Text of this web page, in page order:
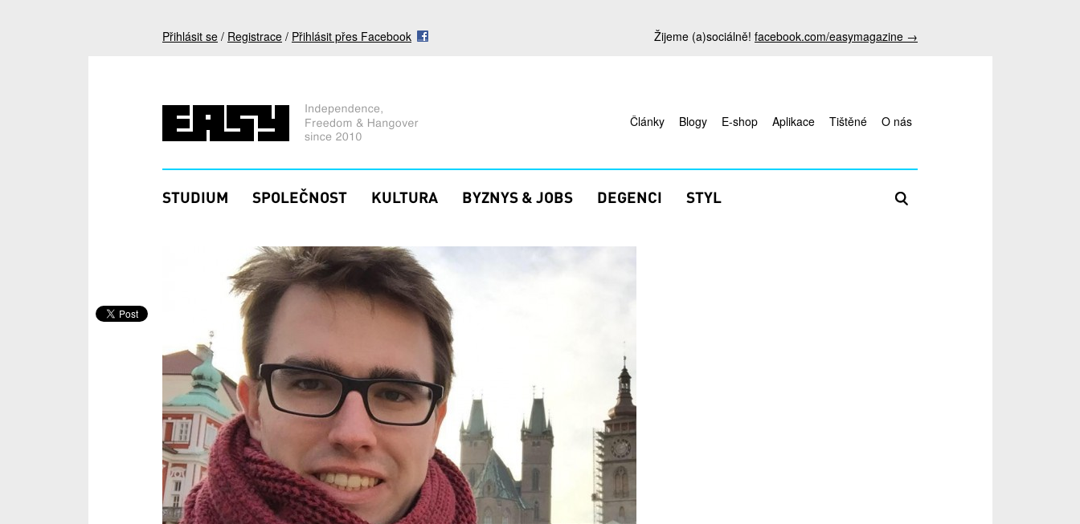
Přihlásit se / Registrace / Přihlásit přes Facebook Žijeme (a)sociálně! facebook.com/easymagazine →
Články Blogy E-shop Aplikace Tištěné O nás
STUDIUM SPOLEČNOST KULTURA BYZNYS & JOBS DEGENCI STYL